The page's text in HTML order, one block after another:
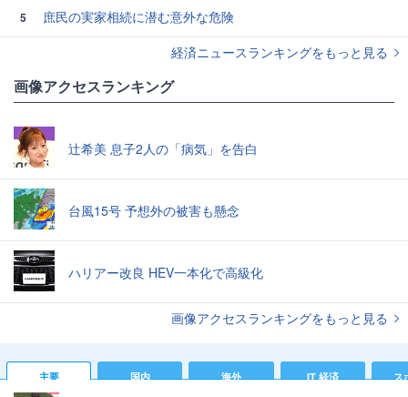
5
庶民の実家相続に潜む意外な危険
経済ニュースランキングをもっと見る
画像アクセスランキング
辻希美 息子2人の「病気」を告白
台風15号 予想外の被害も懸念
ハリアー改良 HEV一本化で高級化
画像アクセスランキングをもっと見る
主要 国内 海外 IT 経済 ス